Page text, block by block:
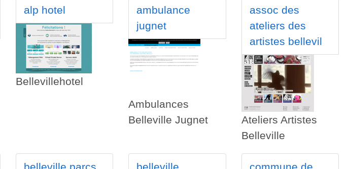
alp hotel
Bellevillehotel
ambulance
jugnet
Ambulances
Belleville Jugnet
assoc des
ateliers des
artistes bellevil
Ateliers Artistes
Belleville